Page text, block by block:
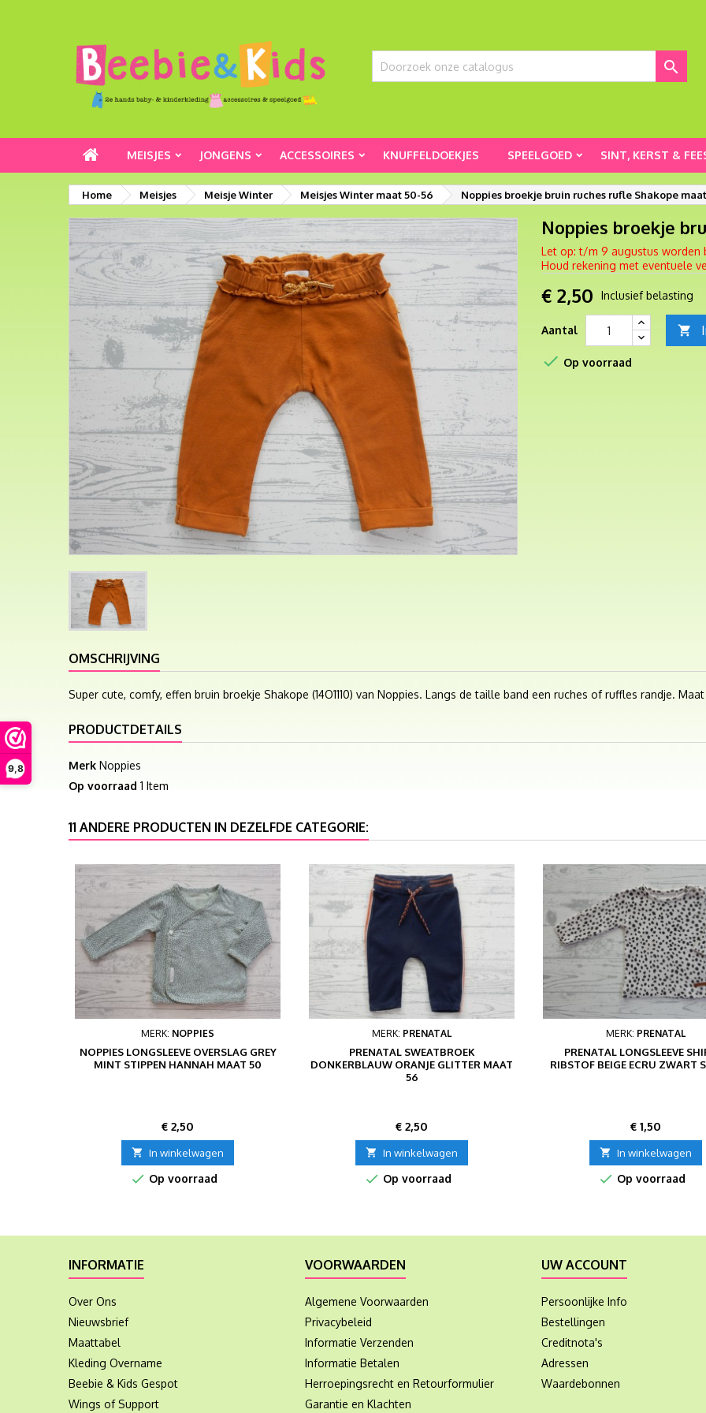
9,8

MEISJES JONGENS ACCESSOIRES KNUFFELDOEKJES SPEELGOED SINT, KERST &
Home Meisjes Meisje Winter Meisjes Winter maat 50-56 Noppies broekje bruin ruches rufle Shakope
Noppies broekje
Let op: t/m 9 augustus worden
Houd rekening met eventuele
€ 2,50 Inclusief belasting
Aantal 
 Op voorraad
OMSCHRIJVING
Super cute, comfy, effen bruin broekje Shakope (14O1110) van Noppies. Langs de taille band een ruches of ruffles randje.
PRODUCTDETAILS
Merk Noppies
Op voorraad 1 Item
11 ANDERE PRODUCTEN IN DEZELFDE CATEGORIE:
MERK: NOPPIES
NOPPIES LONGSLEEVE OVERSLAG GREY
MINT STIPPEN HANNAH MAAT 50
Prijs
€ 2,50
 In winkelwagen
 Op voorraad
MERK: PRENATAL
PRENATAL SWEATBROEK
DONKERBLAUW ORANJE GLITTER MAAT
56
Prijs
€ 2,50
 In winkelwagen
 Op voorraad
MERK: PRENATAL
PRENATAL LONGSLEEVE
RIBSTOF BEIGE ECRU ZWART
Prijs
€ 1,50
 In winkelwagen
 Op voorraad
INFORMATIE
Over Ons
Nieuwsbrief
Maattabel
Kleding Overname
Beebie & Kids Gespot
Wings of Support
VOORWAARDEN
Algemene Voorwaarden
Privacybeleid
Informatie Verzenden
Informatie Betalen
Herroepingsrecht en Retourformulier
Garantie en Klachten
UW ACCOUNT
Persoonlijke Info
Bestellingen
Creditnota's
Adressen
Waardebonnen